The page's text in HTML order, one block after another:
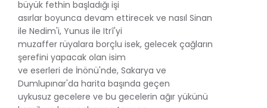
büyük fethin başladığı işi
asırlar boyunca devam ettirecek ve nasıl Sinan
ile Nedim'i, Yunus ile Itrî'yi
muzaffer rüyalara borçlu isek, gelecek çağların
şerefini yapacak olan isim
ve eserleri de İnönü'nde, Sakarya ve
Dumlupınar'da harita başında geçen
uykusuz gecelere ve bu gecelerin ağır yükünü